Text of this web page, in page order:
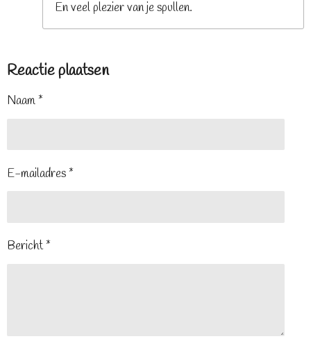
En veel plezier van je spullen.
Reactie plaatsen
Naam *
E-mailadres *
Bericht *